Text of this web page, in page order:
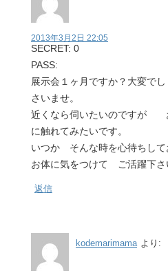
2013年3月2日 22:05
SECRET: 0
PASS:
展示会１ヶ月ですか？大変で
さいませ。
近くなら伺いたいのですが
に触れてみたいです。
いつか そんな時を心待ちして
お体に気をつけて ご活躍下さ
返信
kodemarimama より: